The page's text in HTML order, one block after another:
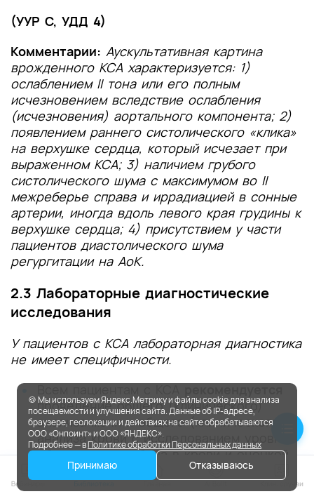
(УУР С, УДД 4)
Комментарии: Аускультативная картина
врожденного КСА характеризуется: 1)
ослаблением II тона или его полным
исчезновением вследствие ослабления
(исчезновения) аортального компонента; 2)
появлением раннего систолического «клика»
на верхушке сердца, который исчезает при
выраженном КСА; 3) наличием грубого
систолического шума с максимумом во II
межреберье справа и иррадиацией в сонные
артерии, иногда вдоль левого края грудины к
верхушке сердца; 4) присутствием у части
пациентов диастолического шума
регургитации на АоК.
2.3 Лабораторные диагностические
исследования
У пациентов с КСА лабораторная диагностика
не имеет специфичности.
проведение общего (клинического)
анализа мочи и общего (клинического)
анализа крови с исследованием уровня
общего гемоглобина в крови и оценкой
гематокрита, исследованием уровня
🍪 Мы используем Яндекс.Метрику и файлы cookie для анализа
посещаемости и улучшения сайта. Данные об IP-адресе,
браузере, геолокации и действиях на сайте обрабатываются
ООО «Онпоинт» и ООО «ЯНДЕКС».
Подробнее — вПолитике обработки Персональных данных
Принимаю Отказываюсь